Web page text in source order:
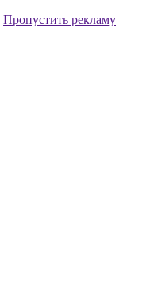
Пропустить рекламу